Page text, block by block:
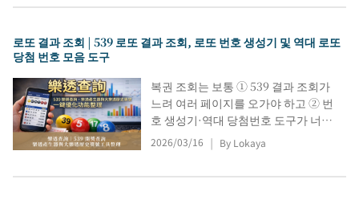
정 방법과 칼로리 관리 도구를 빠르게
로또 결과 조회 | 539 로또 결과 조회, 로또 번호 생성기 및 역대 로또
당첨 번호 모음 도구
복권 조회는 보통 ① 539 결과 조회가
느려 여러 페이지를 오가야 하고 ② 번
호 생성기·역대 당첨번호 도구가 너무
많아 판매소에서 선택이 어렵습니다.
이 글은 실시간/과거 조회→난수 생성
2026/03/16 By Lokaya